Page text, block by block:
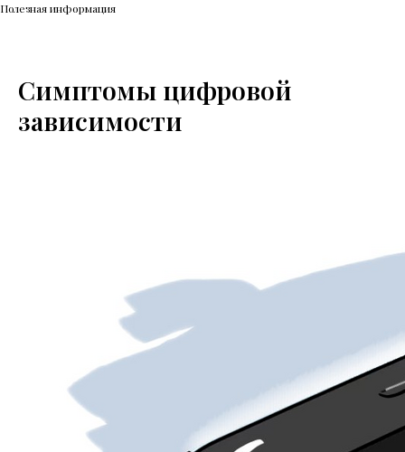
Полезная информация
Симптомы цифровой
зависимости